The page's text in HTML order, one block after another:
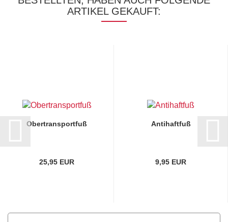
ARTIKEL GEKAUFT:
Obertransportfuß
25,95 EUR
Antihaftfuß
9,95 EUR